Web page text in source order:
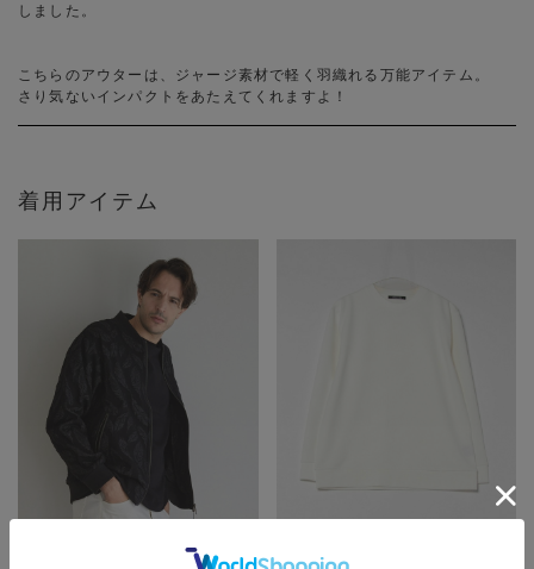
しました。
こちらのアウターは、ジャージ素材で軽く羽織れる万能アイテム。
さり気ないインパクトをあたえてくれますよ！
着用アイテム
RattleTrap